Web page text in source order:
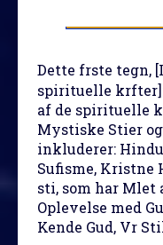
Dette frste tegn,
spirituelle
af de spirituelle
Mystiske Stier
inkluderer:
Sufisme, Kristne
sti, som har Mlet
Oplevelse med
Kende Gud, Vr